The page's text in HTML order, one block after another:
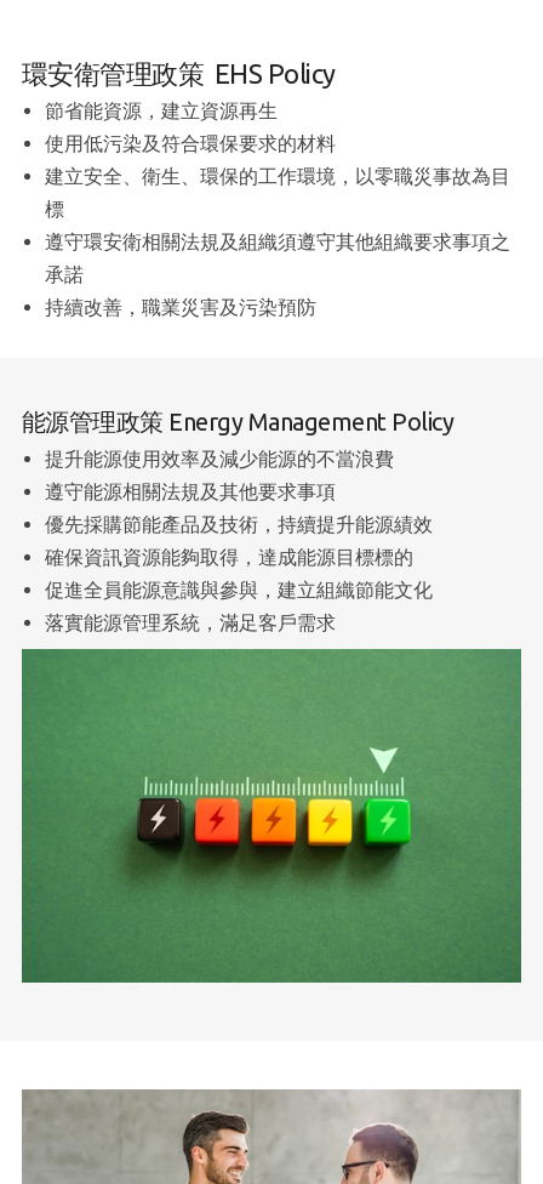
環安衛管理政策 EHS Policy
節省能資源，建立資源再生
使用低污染及符合環保要求的材料
建立安全、衛生、環保的工作環境，以零職災事故為目
標
遵守環安衛相關法規及組織須遵守其他組織要求事項之
承諾
持續改善，職業災害及污染預防
能源管理政策 Energy Management Policy
提升能源使用效率及減少能源的不當浪費
遵守能源相關法規及其他要求事項
優先採購節能產品及技術，持續提升能源績效
確保資訊資源能夠取得，達成能源目標標的
促進全員能源意識與參與，建立組織節能文化
落實能源管理系統，滿足客戶需求